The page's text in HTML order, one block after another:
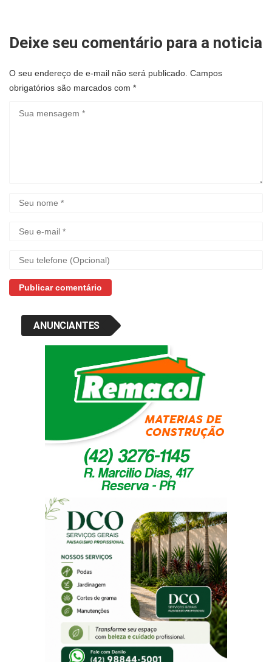
Deixe seu comentário para a noticia
O seu endereço de e-mail não será publicado. Campos
obrigatórios são marcados com *
ANUNCIANTES